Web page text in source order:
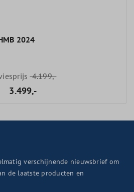
2024
4.199,-
3.499,-
verschijnende nieuwsbrief om
de laatste producten en